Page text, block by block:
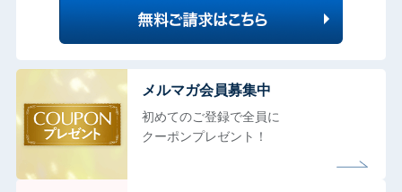
メルマガ会員募集中
初めてのご登録で全員に
クーポンプレゼント！